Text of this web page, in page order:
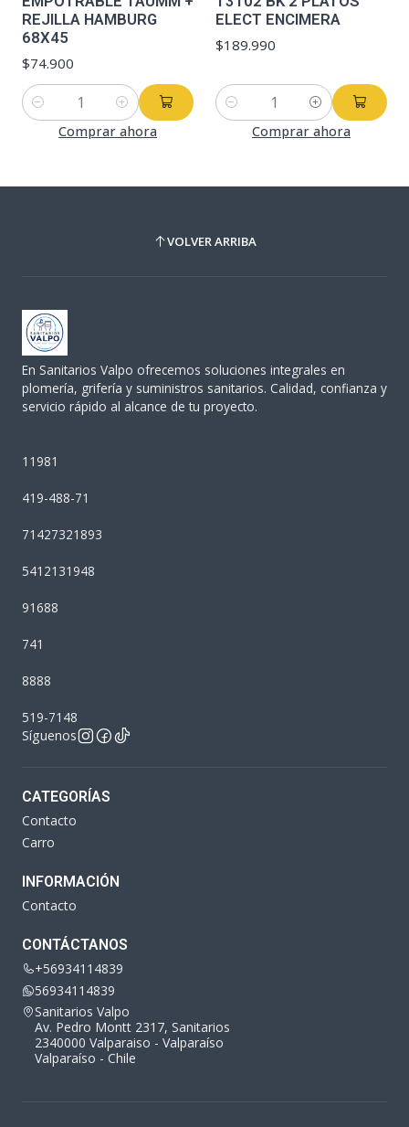
REJILLA HAMBURG
68X45
$74.900
Cantidad
Comprar ahora
ELECT ENCIMERA
$189.990
Cantidad
Comprar ahora
VOLVER ARRIBA
En Sanitarios Valpo ofrecemos soluciones integrales en
plomería, grifería y suministros sanitarios. Calidad, confianza y
servicio rápido al alcance de tu proyecto.
11981
419-488-71
71427321893
5412131948
91688
741
8888
519-7148
Síguenos
CATEGORÍAS
Contacto
Carro
INFORMACIÓN
Contacto
CONTÁCTANOS
+56934114839
56934114839
Sanitarios Valpo
Av. Pedro Montt 2317, Sanitarios
2340000 Valparaiso - Valparaíso
Valparaíso - Chile